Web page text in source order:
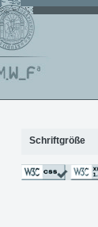
Schriftgröße